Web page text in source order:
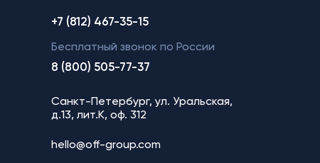
+7 (812) 467-35-15
Бесплатный звонок по России
8 (800) 505-77-37
Санкт-Петербург, ул. Уральская,
д.13, лит.К, оф. 312
hello@off-group.com